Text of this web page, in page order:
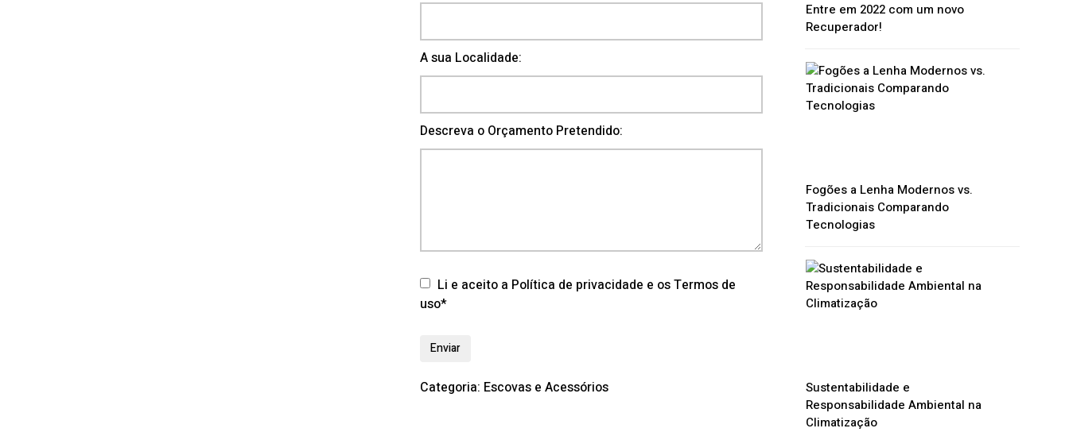
A sua Localidade:
Descreva o Orçamento Pretendido:
Li e aceito a Política de privacidade e os Termos de
uso*
Categoria: Escovas e Acessórios
Entre em 2022 com um novo
Recuperador!
Fogões a Lenha Modernos vs.
Tradicionais Comparando
Tecnologias
Sustentabilidade e
Responsabilidade Ambiental na
Climatização